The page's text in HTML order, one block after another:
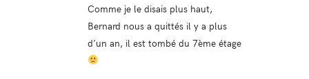
Comme je le disais plus haut,
Bernard nous a quittés il y a plus
d’un an, il est tombé du 7ème étage